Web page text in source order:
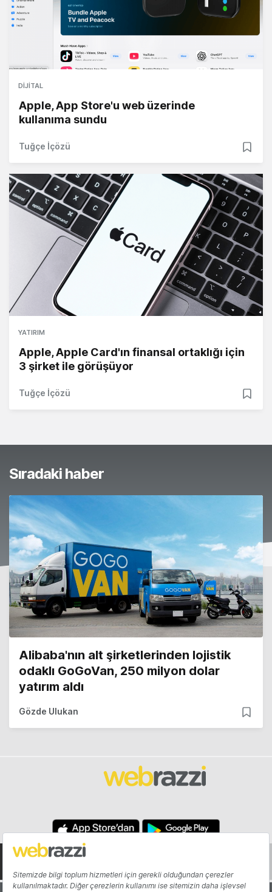
DIJITAL
Apple, App Store'u web üzerinde
kullanıma sundu
Tuğçe İçözü
YATIRIM
Apple, Apple Card'ın finansal ortaklığı için
3 şirket ile görüşüyor
Tuğçe İçözü
Sıradaki haber
Alibaba'nın alt şirketlerinden lojistik
odaklı GoGoVan, 250 milyon dolar
yatırım aldı
Gözde Ulukan